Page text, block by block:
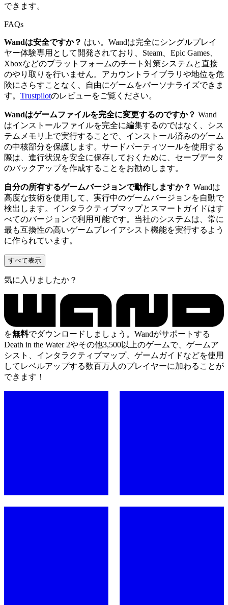
できます。
FAQs
Wandは安全ですか？ はい。Wandは完全にシングルプレイ
ヤー体験専用として開発されており、Steam、Epic Games、
Xboxなどのプラットフォームのチート対策システムと直接
のやり取りを行いません。アカウントライブラリや地位を危
険にさらすことなく、自由にゲームをパーソナライズできま
す。 Trustpilotのレビューをご覧ください。
Wandはゲームファイルを完全に変更するのですか？ Wand
はインストールファイルを完全に編集するのではなく、シス
テムメモリ上で実行することで、インストール済みのゲーム
の中核部分を保護します。サードパーティツールを使用する
際は、進行状況を安全に保存しておくために、セーブデータ
のバックアップを作成することをお勧めします。
自分の所有するゲームバージョンで動作しますか？ Wandは
高度な技術を使用して、実行中のゲームバージョンを自動で
検出します。インタラクティブマップとスマートガイドはす
べてのバージョンで利用可能です。当社のシステムは、常に
最も互換性の高いゲームプレイアシスト機能を実行するよう
に作られています。
すべて表示
気に入りましたか？
を無料でダウンロードしましょう。Wandがサポートする
Death in the Water 2やその他3,500以上のゲームで、ゲームア
シスト、インタラクティブマップ、ゲームガイドなどを使用
してレベルアップする数百万人のプレイヤーに加わることが
できます！